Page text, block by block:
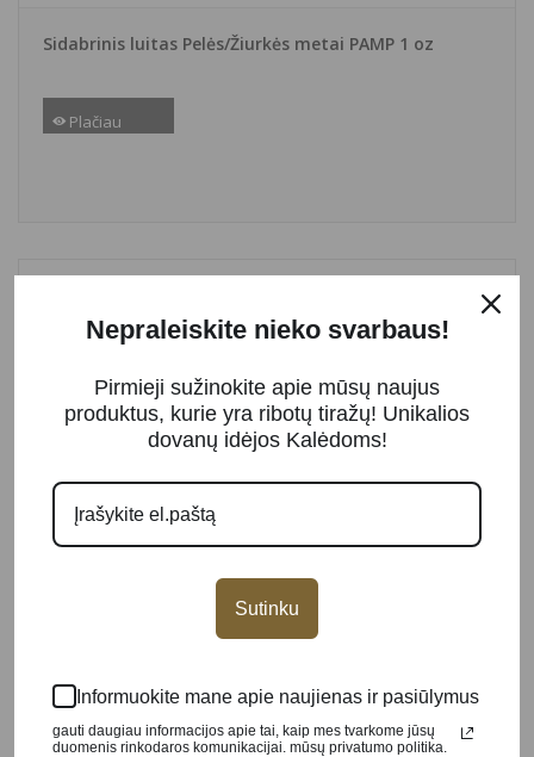
Platinos luitai ir monetos
Briliantai (deimantai)
Juvelyrika
15
Auksas
Pagal tematiką
Sidabrinis luitas Pelės/Žiurkės metai PAMP 1 oz
Plačiau
Nepraleiskite nieko svarbaus!
Pirmieji sužinokite apie mūsų naujus
produktus, kurie yra ribotų tiražų! Unikalios
dovanų idėjos Kalėdoms!
Sutinku
Informuokite mane apie naujienas ir pasiūlymus
gauti daugiau informacijos apie tai, kaip mes tvarkome jūsų
duomenis rinkodaros komunikacijai. mūsų privatumo politika.